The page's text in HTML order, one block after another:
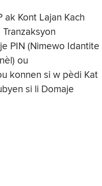
ak Kont Lajan Kach
Tranzaksyon
PIN (Nimewo Idantite
ou
konnen si w pèdi Kat
si li Domaje